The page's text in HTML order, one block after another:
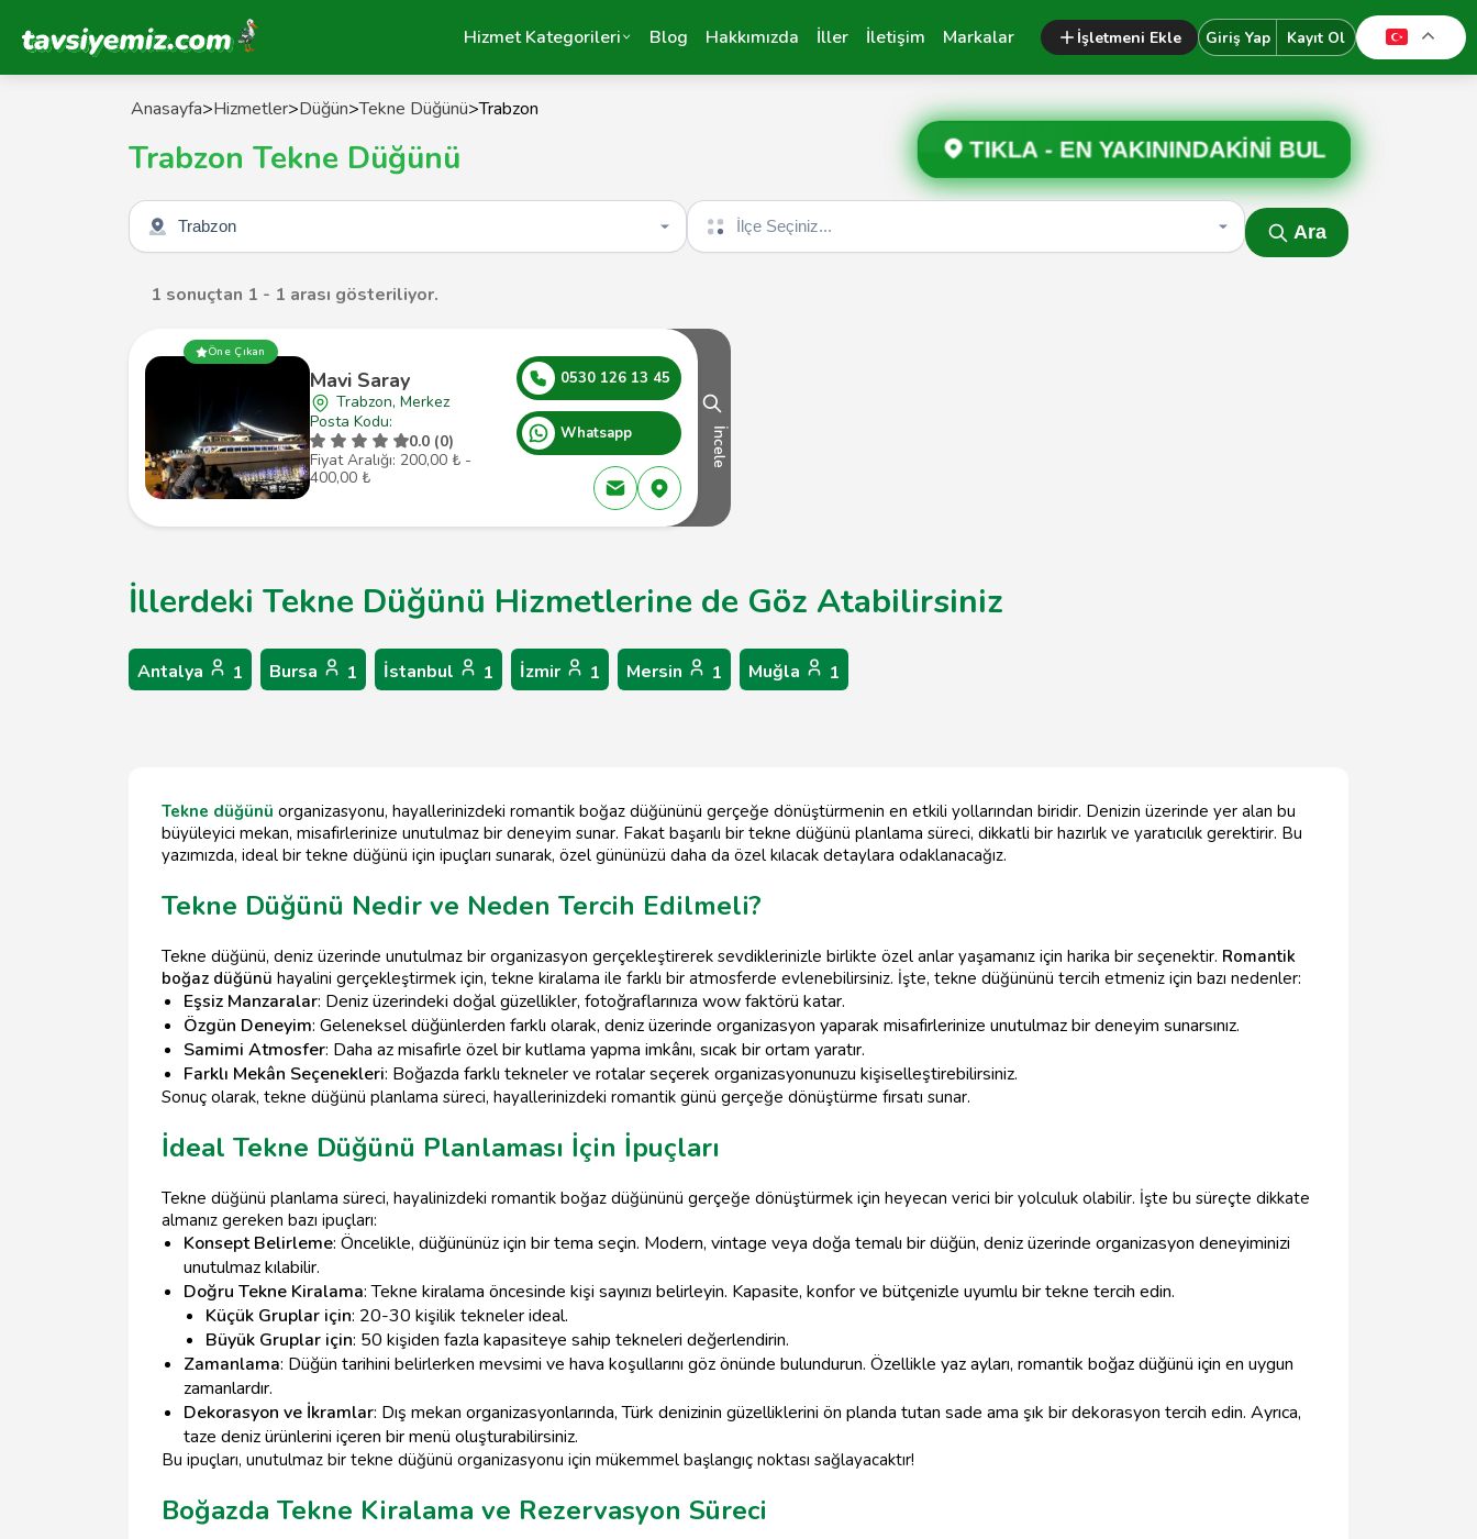
Tavsiyemiz Anasayfa Hizmet Kategorileri Blog Hakkımızda İller İletişim Markalar İşletmeni Ekle Giriş Yap Kayıt Ol
Anasayfa>Hizmetler>Düğün>Tekne Düğünü>Trabzon
Trabzon Tekne Düğünü TIKLA - EN YAKININDAKİNİ BUL
Şehir seçin İlçe seçin
Ara
1 sonuçtan 1 - 1 arası gösteriliyor.
Öne Çıkan
Mavi Saray
Trabzon, Merkez
Posta Kodu:
0.0 (0)
Fiyat Aralığı: 200,00 ₺ -
400,00 ₺
0530 126 13 45
Whatsapp İncele
İllerdeki Tekne Düğünü Hizmetlerine de Göz Atabilirsiniz
Antalya 1 Bursa 1 İstanbul 1 İzmir 1 Mersin 1 Muğla 1
Tekne düğünü organizasyonu, hayallerinizdeki romantik boğaz düğününü gerçeğe dönüştürmenin en etkili yollarından biridir. Denizin üzerinde yer alan bu
büyüleyici mekan, misafirlerinize unutulmaz bir deneyim sunar. Fakat başarılı bir tekne düğünü planlama süreci, dikkatli bir hazırlık ve yaratıcılık gerektirir. Bu
yazımızda, ideal bir tekne düğünü için ipuçları sunarak, özel gününüzü daha da özel kılacak detaylara odaklanacağız.
Tekne Düğünü Nedir ve Neden Tercih Edilmeli?
Tekne düğünü, deniz üzerinde unutulmaz bir organizasyon gerçekleştirerek sevdiklerinizle birlikte özel anlar yaşamanız için harika bir seçenektir. Romantik
boğaz düğünü hayalini gerçekleştirmek için, tekne kiralama ile farklı bir atmosferde evlenebilirsiniz. İşte, tekne düğününü tercih etmeniz için bazı nedenler:
Eşsiz Manzaralar: Deniz üzerindeki doğal güzellikler, fotoğraflarınıza wow faktörü katar.
Özgün Deneyim: Geleneksel düğünlerden farklı olarak, deniz üzerinde organizasyon yaparak misafirlerinize unutulmaz bir deneyim sunarsınız.
Samimi Atmosfer: Daha az misafirle özel bir kutlama yapma imkânı, sıcak bir ortam yaratır.
Farklı Mekân Seçenekleri: Boğazda farklı tekneler ve rotalar seçerek organizasyonunuzu kişiselleştirebilirsiniz.
Sonuç olarak, tekne düğünü planlama süreci, hayallerinizdeki romantik günü gerçeğe dönüştürme fırsatı sunar.
İdeal Tekne Düğünü Planlaması İçin İpuçları
Tekne düğünü planlama süreci, hayalinizdeki romantik boğaz düğününü gerçeğe dönüştürmek için heyecan verici bir yolculuk olabilir. İşte bu süreçte dikkate
almanız gereken bazı ipuçları:
Konsept Belirleme: Öncelikle, düğününüz için bir tema seçin. Modern, vintage veya doğa temalı bir düğün, deniz üzerinde organizasyon deneyiminizi
unutulmaz kılabilir.
Doğru Tekne Kiralama: Tekne kiralama öncesinde kişi sayınızı belirleyin. Kapasite, konfor ve bütçenizle uyumlu bir tekne tercih edin.
Küçük Gruplar için: 20-30 kişilik tekneler ideal.
Büyük Gruplar için: 50 kişiden fazla kapasiteye sahip tekneleri değerlendirin.
Zamanlama: Düğün tarihini belirlerken mevsimi ve hava koşullarını göz önünde bulundurun. Özellikle yaz ayları, romantik boğaz düğünü için en uygun
zamanlardır.
Dekorasyon ve İkramlar: Dış mekan organizasyonlarında, Türk denizinin güzelliklerini ön planda tutan sade ama şık bir dekorasyon tercih edin. Ayrıca,
taze deniz ürünlerini içeren bir menü oluşturabilirsiniz.
Bu ipuçları, unutulmaz bir tekne düğünü organizasyonu için mükemmel başlangıç noktası sağlayacaktır!
Boğazda Tekne Kiralama ve Rezervasyon Süreci